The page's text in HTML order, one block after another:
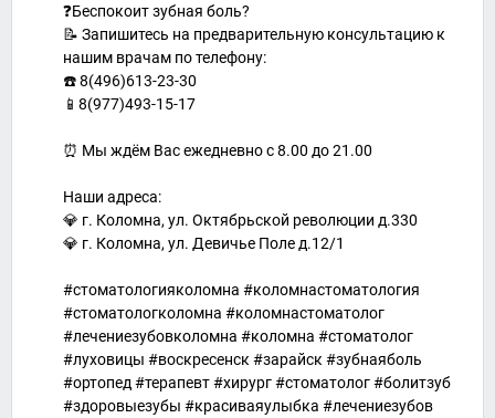
❓Беспокоит зубная боль?
📝 Запишитесь на предварительную консультацию к
нашим врачам по телефону:
☎️ 8(496)613-23-30
📱8(977)493-15-17
⏰ Мы ждём Вас ежедневно с 8.00 до 21.00
Наши адреса:
💎 г. Коломна, ул. Октябрьской революции д.330
💎 г. Коломна, ул. Девичье Поле д.12/1
#стоматологияколомна #коломнастоматология
#стоматологколомна #коломнастоматолог
#лечениезубовколомна #коломна #стоматолог
#луховицы #воскресенск #зарайск #зубнаяболь
#ортопед #терапевт #хирург #стоматолог #болитзуб
#здоровыезубы #красиваяулыбка #лечениезубов